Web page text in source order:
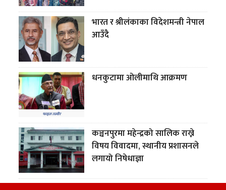
भारत र श्रीलंकाका विदेशमन्त्री नेपाल
आउँदै
धनकुटामा ओलीमाथि आक्रमण
कञ्चनपुरमा महेन्द्रको सालिक राख्ने
विषय विवादमा, स्थानीय प्रशासनले
लगायो निषेधाज्ञा